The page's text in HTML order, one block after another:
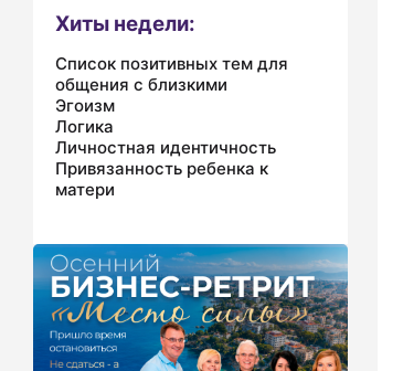
Хиты недели:
Список позитивных тем для
общения с близкими
Эгоизм
Логика
Личностная идентичность
Привязанность ребенка к
матери